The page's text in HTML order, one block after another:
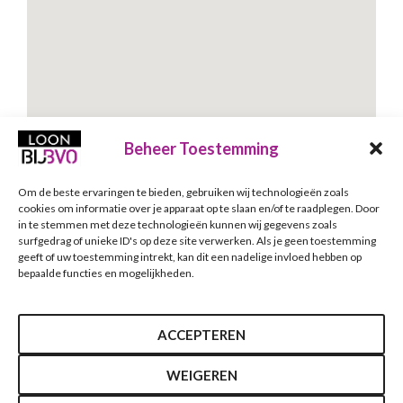
Beheer Toestemming
Om de beste ervaringen te bieden, gebruiken wij technologieën zoals
cookies om informatie over je apparaat op te slaan en/of te raadplegen. Door
in te stemmen met deze technologieën kunnen wij gegevens zoals
surfgedrag of unieke ID's op deze site verwerken. Als je geen toestemming
geeft of uw toestemming intrekt, kan dit een nadelige invloed hebben op
bepaalde functies en mogelijkheden.
ACCEPTEREN
WEIGEREN
Schrijf je in voor onze nieuwsbrief
Nieuwsbrief
E-mailadres*